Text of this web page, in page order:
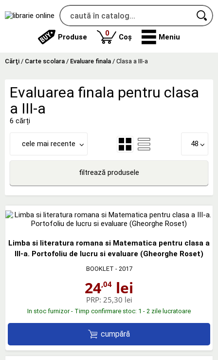
Produse 0produse
Coș Meniu
Cărţi / Carte scolara / Evaluare finala / Clasa a III-a
Evaluarea finala pentru clasa
a III-a
6 cărți
cele mai recente 48
filtrează produsele
Limba si literatura romana si Matematica pentru clasa a
III-a. Portofoliu de lucru si evaluare (Gheorghe Roset)
BOOKLET - 2017
24,04 lei
PRP: 25,30 lei
In stoc furnizor - Timp confirmare stoc: 1 - 2 zile lucratoare
cumpără